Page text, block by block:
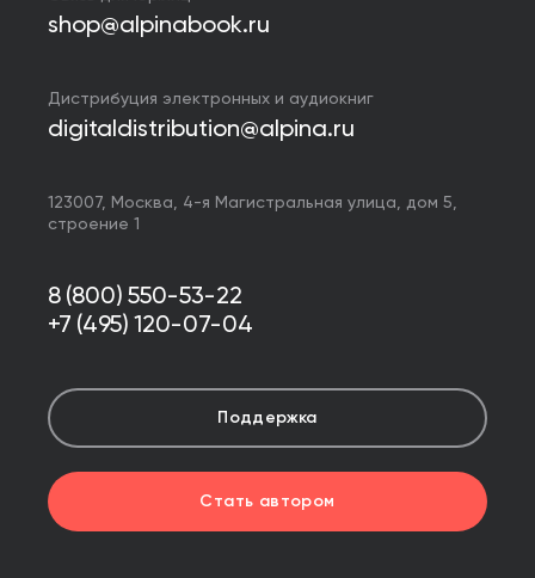
shop@alpinabook.ru
Дистрибуция электронных и аудиокниг
digitaldistribution@alpina.ru
123007, Москва, 4-я Магистральная улица, дом 5,
строение 1
8 (800) 550-53-22
+7 (495) 120-07-04
Поддержка
Стать автором